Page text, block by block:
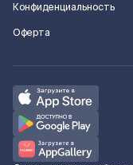
Конфиденциальность
Оферта